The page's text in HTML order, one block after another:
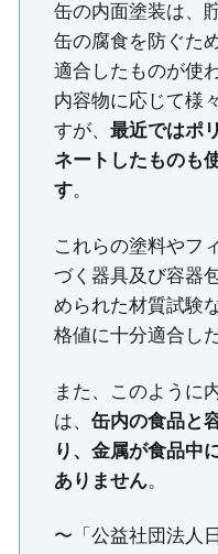
缶の内面塗装は、
缶の腐食を防ぐた
適合したものが使
内容物に応じて様
すが、 最近ではポ
ネートしたものも
す。
これらの塗料やフ
づく器具及び容器
められた材質試験
格値に十分適合し
また、このように
は、 缶内の食品と
り、金属が食品中
ありません。
〜「公益社団法人